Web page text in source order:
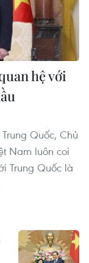
hệ với
Quốc, Chủ
Nam luôn coi
Trung Quốc là